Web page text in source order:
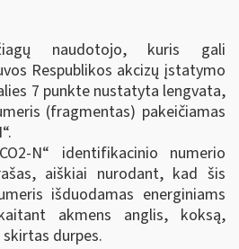
naudotojo, kuris gali
Respublikos akcizų įstatymo
7 punkte nustatyta lengvata,
(fragmentas) pakeičiamas
N“ identifikacinio numerio
aiškiai nurodant, kad šis
išduodamas energiniams
akmens anglis, koksą,
durpes.